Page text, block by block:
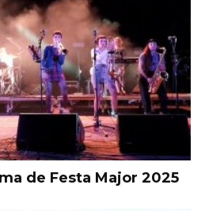
de Festa Major 2025